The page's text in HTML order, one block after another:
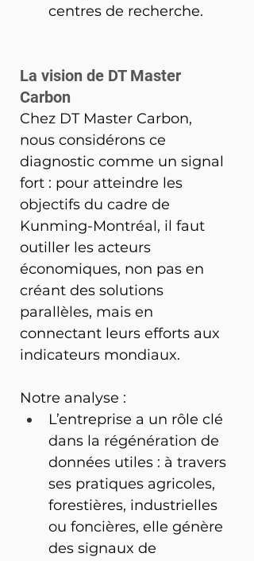
centres de recherche.
La vision de DT Master
Carbon
Chez DT Master Carbon,
nous considérons ce
diagnostic comme un signal
fort : pour atteindre les
objectifs du cadre de
Kunming-Montréal, il faut
outiller les acteurs
économiques, non pas en
créant des solutions
parallèles, mais en
connectant leurs efforts aux
indicateurs mondiaux.
Notre analyse :
L’entreprise a un rôle clé
dans la régénération de
données utiles : à travers
ses pratiques agricoles,
forestières, industrielles
ou foncières, elle génère
des signaux de